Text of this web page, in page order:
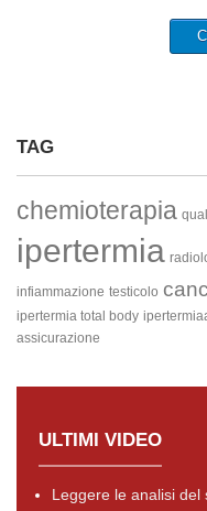
TAG
chemioterapia
ipertermia
infiammazione testicolo
ipertermia total body
assicurazione
ULTIMI VIDEO
Leggere le analisi del